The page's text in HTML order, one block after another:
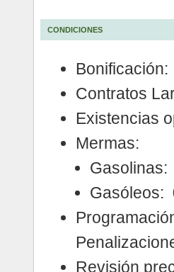
CONDICIONES
Contratos
Existencias
Mermas:
Gasolinas:
Gasóleos:
Revisión